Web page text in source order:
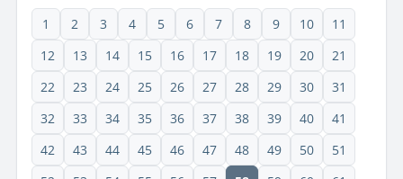
1 2 3 4 5 6 7 8 9 10
11
12
13 14 15 16 17 18 19 20
21
22
23 24 25 26 27 28 29 30
31
32
33 34 35 36 37 38 39 40
41
42
43 44 45 46 47 48 49 50
51